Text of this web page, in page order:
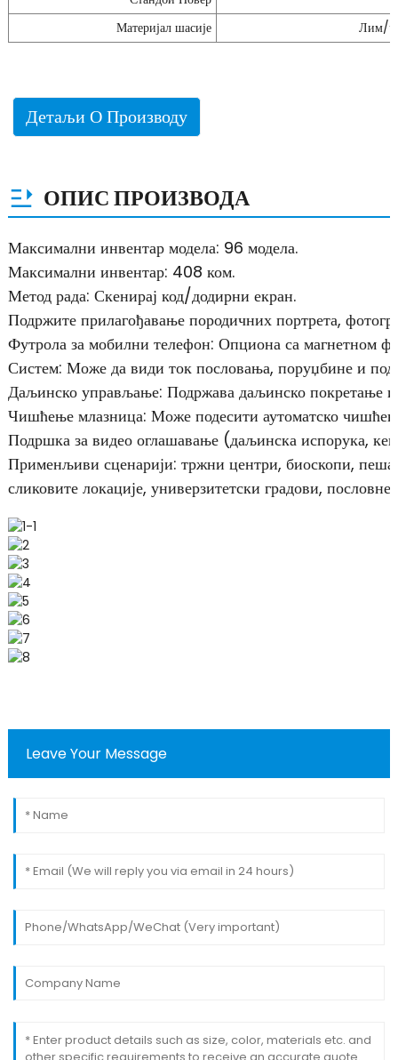
Материјал шасије
Лим/
Детаљи О Производу
ОПИС ПРОИЗВОДА
Максимални инвентар модела: 96 модела.
Максимални инвентар: 408 ком.
Метод рада: Скенирај код/додирни екран.
Подржите прилагођавање породичних портрета,
Футрола за мобилни телефон: Опциона са магнетном
Систем: Може да види ток пословања, поруџбине и
Даљинско управљање: Подржава даљинско покретање
Чишћење млазница: Може подесити аутоматско
Подршка за видео оглашавање (даљинска испорука,
Применљиви сценарији: тржни центри, биоскопи,
сликовите локације, универзитетски градови,
Leave Your Message